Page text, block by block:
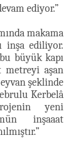
ediyor.”
makama
inşa ediliyor.
büyük kapı
metreyi aşan
şeklinde
Kerbelâ
yeni
inşaaat